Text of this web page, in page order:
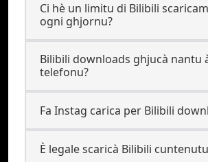
Ci hè un limitu di Bilibili
ogni ghjornu?
Bilibili downloads ghjucà nantu
telefonu?
Fa Instag carica per Bilibili
È legale scaricà Bilibili